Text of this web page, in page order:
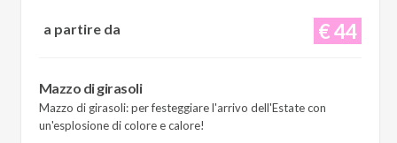
€ 44
a partire da
Mazzo di girasoli
Mazzo di girasoli: per festeggiare l'arrivo dell'Estate con
un'esplosione di colore e calore!